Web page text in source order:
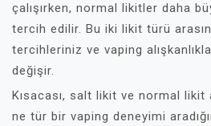
çalışırken, normal likitler daha
tercih edilir. Bu iki likit türü
tercihleriniz ve vaping
değişir.
Kısacası, salt likit ve normal likit
ne tür bir vaping deneyimi